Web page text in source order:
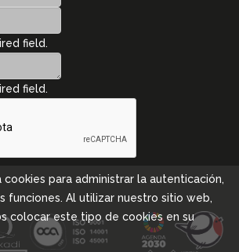
field.
field.
para administrar la autenticación,
funciones. Al utilizar nuestro sitio web,
colocar este tipo de cookies en su